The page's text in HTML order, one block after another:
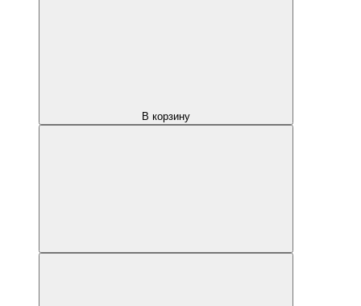
В корзину